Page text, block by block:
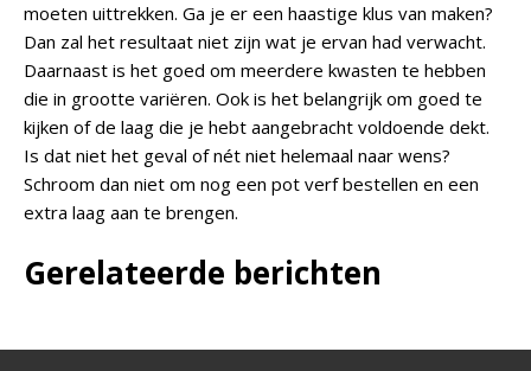
moeten uittrekken. Ga je er een haastige klus van maken?
Dan zal het resultaat niet zijn wat je ervan had verwacht.
Daarnaast is het goed om meerdere kwasten te hebben
die in grootte variëren. Ook is het belangrijk om goed te
kijken of de laag die je hebt aangebracht voldoende dekt.
Is dat niet het geval of nét niet helemaal naar wens?
Schroom dan niet om nog een pot verf bestellen en een
extra laag aan te brengen.
Gerelateerde berichten